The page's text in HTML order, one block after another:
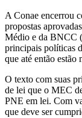
A Conae encerrou
propostas
Médio e da BNCC
principais políticas
que até então estão
O texto com suas
de lei que o MEC
PNE em lei. Com
que deve ser